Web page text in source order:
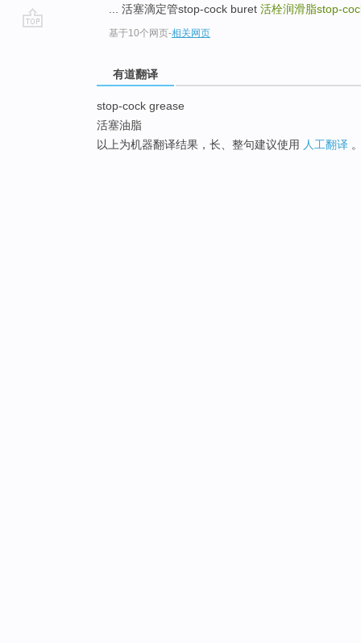
... 活塞滴定管stop-cock buret 活栓润滑脂stop-
基于10个网页-相关网页
有道翻译
stop-cock grease
活塞油脂
以上为机器翻译结果，长、整句建议使用 人工翻译